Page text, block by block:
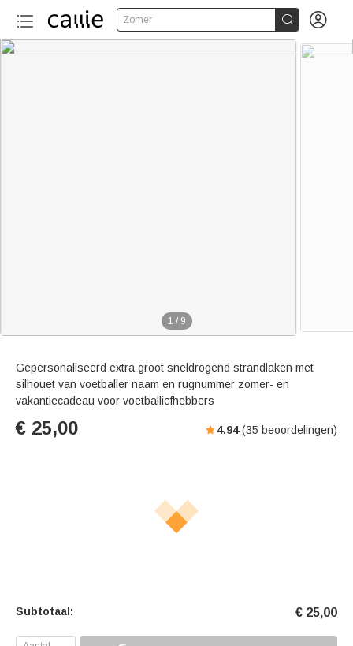
Zomer  
1 / 9
Gepersonaliseerd extra groot sneldrogend strandlaken met
silhouet van voetballer naam en rugnummer zomer- en
vakantiecadeau voor voetballiefhebbers
€ 25,00 4.94 (35 beoordelingen)
Subtotaal: € 25,00